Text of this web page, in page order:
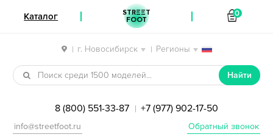
| г. Новосибирск | Регионы
Перейти к навигации
Перейти к содержимому
Найти
8 (800) 551-33-87 | +7 (977) 902-17-50
Обратный звонок
info@streetfoot.ru
Каталог STREET
FOOT
0